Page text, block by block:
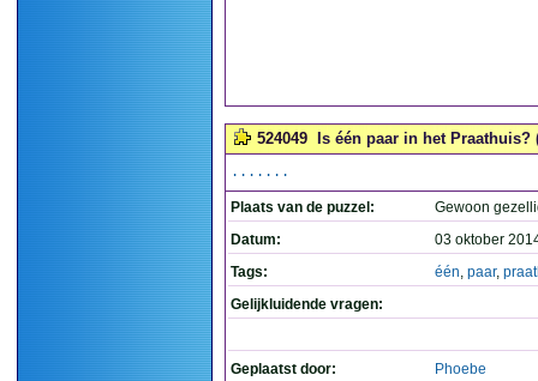
524049 Is één paar in het Praathuis?
.......
Plaats van de puzzel:
Gewoon
Datum:
03 oktober
Tags:
één, paar,
Gelijkluidende vragen:
Geplaatst door: Phoebe